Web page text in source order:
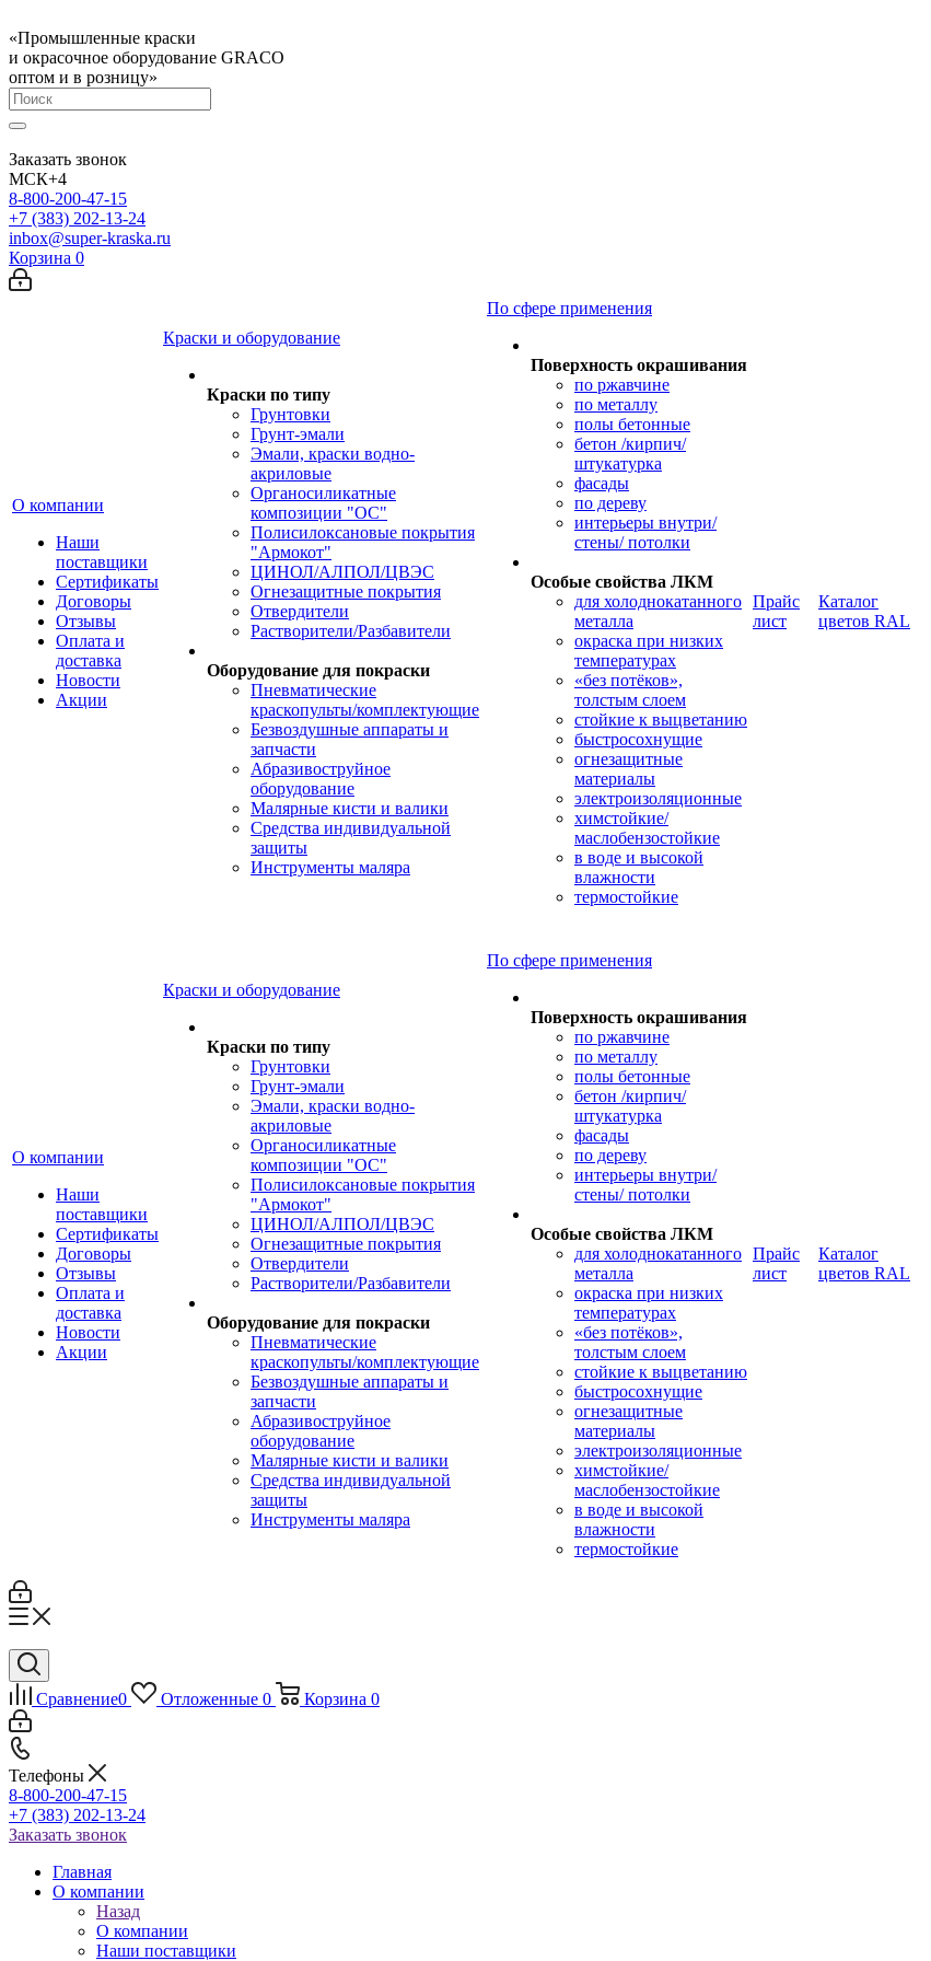
«Промышленные краски
и окрасочное оборудование GRACO
оптом и в розницу»
Заказать звонок
МСК+4
8-800-200-47-15
+7 (383) 202-13-24
inbox@super-kraska.ru
Корзина 0
О компании
Наши
поставщики
Сертификаты
Договоры
Отзывы
Оплата и
доставка
Новости
Акции
Краски и оборудование
Краски по типу
Грунтовки
Грунт-эмали
Эмали, краски водно-
акриловые
Органосиликатные
композиции "ОС"
Полисилоксановые покрытия
"Армокот"
ЦИНОЛ/АЛПОЛ/ЦВЭС
Огнезащитные покрытия
Отвердители
Растворители/Разбавители
Оборудование для покраски
Пневматические
краскопульты/комплектующие
Безвоздушные аппараты и
запчасти
Абразивоструйное
оборудование
Малярные кисти и валики
Средства индивидуальной
защиты
Инструменты маляра
По сфере применения
Поверхность окрашивания
по ржавчине
по металлу
полы бетонные
бетон /кирпич/
штукатурка
фасады
по дереву
интерьеры внутри/
стены/ потолки
Особые свойства ЛКМ
для холоднокатанного
металла
окраска при низких
температурах
«без потёков»,
толстым слоем
стойкие к выцветанию
быстросохнущие
огнезащитные
материалы
электроизоляционные
химстойкие/
маслобензостойкие
в воде и высокой
влажности
термостойкие
Прайс
лист
Каталог
цветов RAL
О компании
Наши
поставщики
Сертификаты
Договоры
Отзывы
Оплата и
доставка
Новости
Акции
Краски и оборудование
Краски по типу
Грунтовки
Грунт-эмали
Эмали, краски водно-
акриловые
Органосиликатные
композиции "ОС"
Полисилоксановые покрытия
"Армокот"
ЦИНОЛ/АЛПОЛ/ЦВЭС
Огнезащитные покрытия
Отвердители
Растворители/Разбавители
Оборудование для покраски
Пневматические
краскопульты/комплектующие
Безвоздушные аппараты и
запчасти
Абразивоструйное
оборудование
Малярные кисти и валики
Средства индивидуальной
защиты
Инструменты маляра
По сфере применения
Поверхность окрашивания
по ржавчине
по металлу
полы бетонные
бетон /кирпич/
штукатурка
фасады
по дереву
интерьеры внутри/
стены/ потолки
Особые свойства ЛКМ
для холоднокатанного
металла
окраска при низких
температурах
«без потёков»,
толстым слоем
стойкие к выцветанию
быстросохнущие
огнезащитные
материалы
электроизоляционные
химстойкие/
маслобензостойкие
в воде и высокой
влажности
термостойкие
Прайс
лист
Каталог
цветов RAL
Сравнение0 Отложенные 0 Корзина 0
Телефоны
8-800-200-47-15
+7 (383) 202-13-24
Заказать звонок
Главная
О компании
Назад
О компании
Наши поставщики